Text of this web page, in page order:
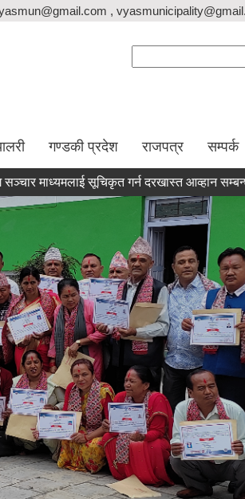
,
गण्डकी प्रदेश राजपत्र सम्पर्क
सूचिकृत गर्न दरखास्त आव्हान सम्बन्धी सूचना !